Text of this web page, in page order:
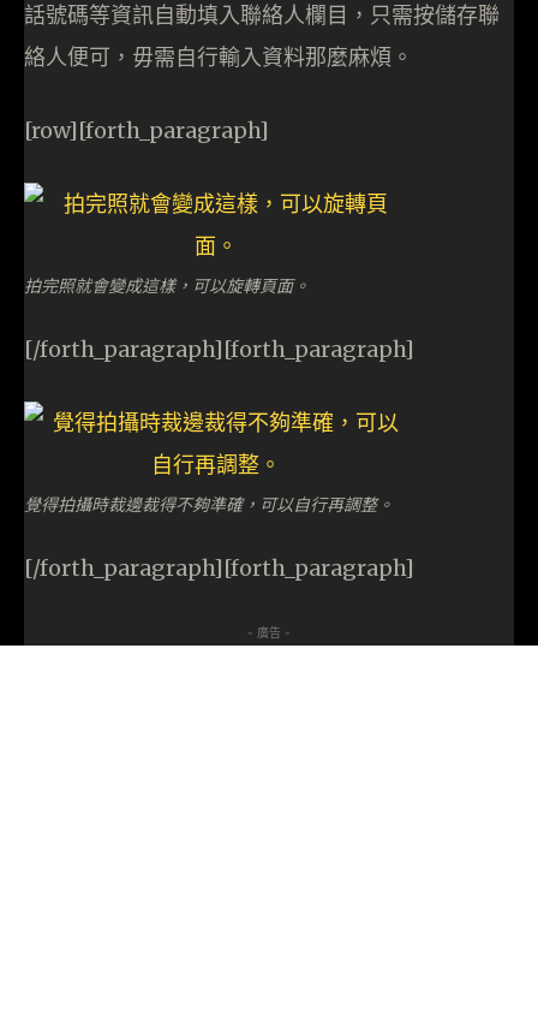
話號碼等資訊自動填入聯絡人欄目，只需按儲存聯
絡人便可，毋需自行輸入資料那麼麻煩。
[row][forth_paragraph]
拍完照就會變成這樣，可以旋轉頁面。
[/forth_paragraph][forth_paragraph]
覺得拍攝時裁邊裁得不夠準確，可以自行再調整。
[/forth_paragraph][forth_paragraph]
- 廣告 -